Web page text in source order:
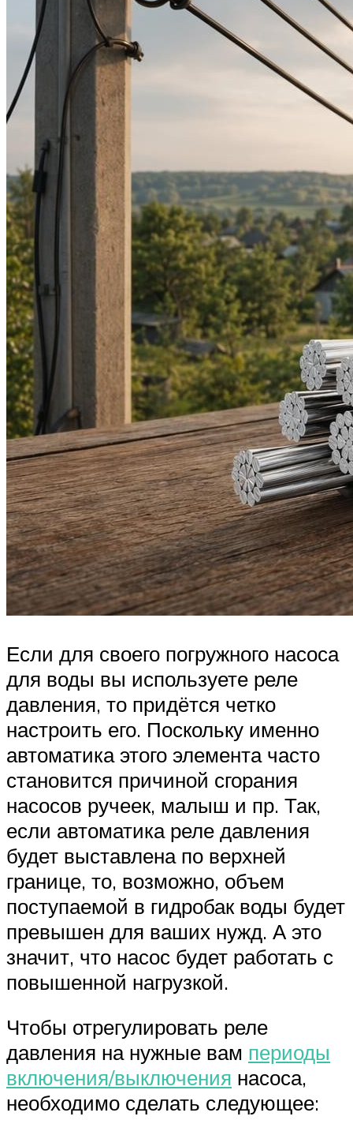
Если для своего погружного насоса
для воды вы используете реле
давления, то придётся четко
настроить его. Поскольку именно
автоматика этого элемента часто
становится причиной сгорания
насосов ручеек, малыш и пр. Так,
если автоматика реле давления
будет выставлена по верхней
границе, то, возможно, объем
поступаемой в гидробак воды будет
превышен для ваших нужд. А это
значит, что насос будет работать с
повышенной нагрузкой.
Чтобы отрегулировать реле
давления на нужные вам периоды
включения/выключения насоса,
необходимо сделать следующее: